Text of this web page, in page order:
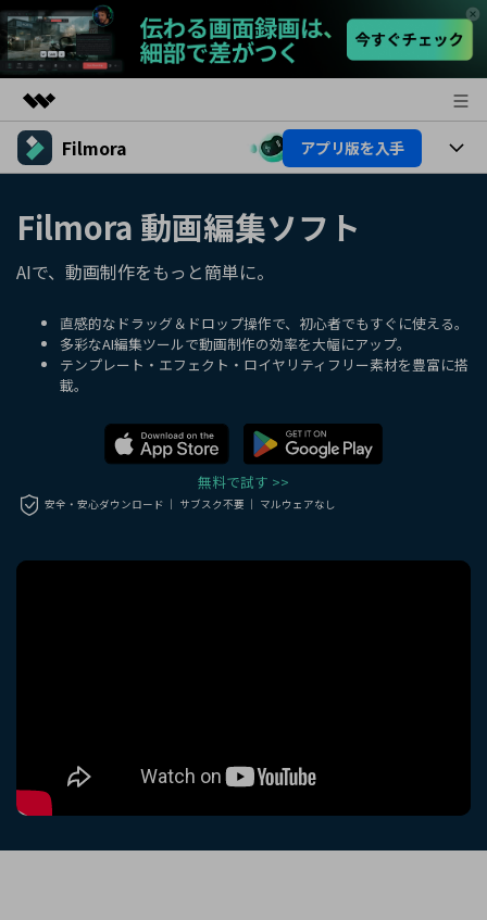
製品
ユーティリティ
概要
ソリューション
サポート
Filmora アプリ版を入手
AI機能
AIヒント
活用法
Filmoraのユーザー層
動画編集関連知識
動画編集のコツ
カスタマーサポート
ブランド紹介
購入する ログイン
Filmora 動画編集ソフト
AIで、動画制作をもっと簡単に。
直感的なドラッグ＆ドロップ操作で、初心者でもすぐに使える。
多彩なAI編集ツールで動画制作の効率を大幅にアップ。
テンプレート・エフェクト・ロイヤリティフリー素材を豊富に搭
載。
無料で試す >>
安全・安心ダウンロード ｜ サブスク不要 ｜ マルウェアなし